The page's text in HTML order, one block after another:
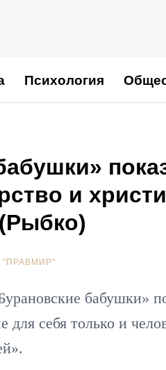
Психология
и
бабушки»
себя только и